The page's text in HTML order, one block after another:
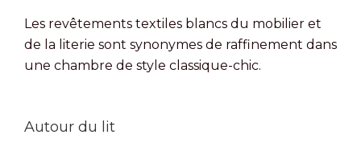
Les revêtements textiles blancs du mobilier et
de la literie sont synonymes de raffinement dans
une chambre de style classique-chic.
Autour du lit